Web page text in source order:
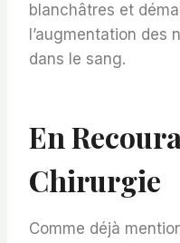
blanchâtres et
l’augmentation des
dans le sang.
En
Chirurgie
Comme déjà